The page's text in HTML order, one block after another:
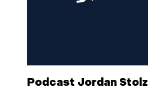
Podcast Jordan Stolz